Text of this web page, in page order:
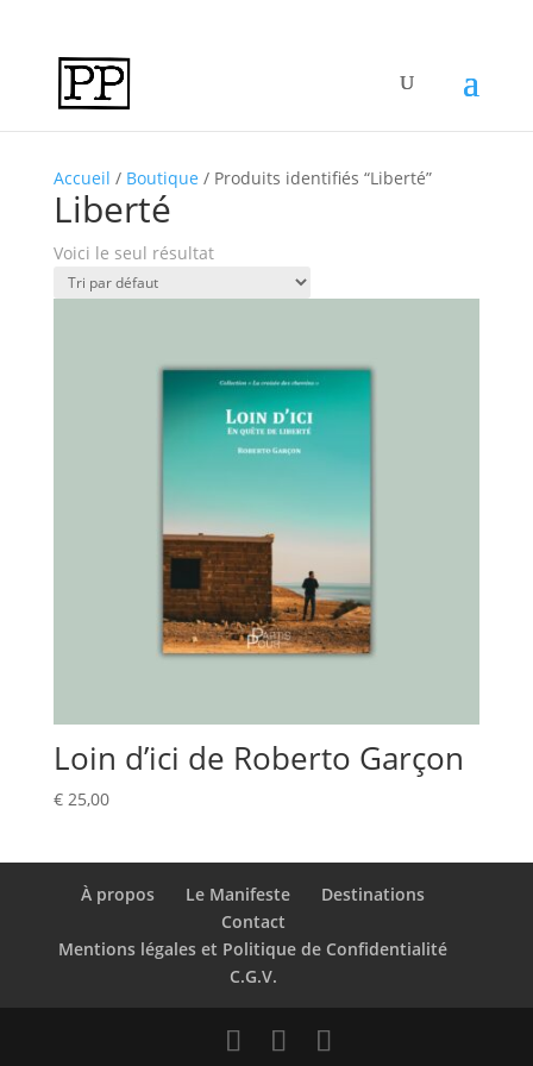
Accueil / Boutique / Produits identifiés “Liberté”
Liberté
Voici le seul résultat
Loin d’ici de Roberto Garçon
€25,00
À propos Le Manifeste
Destinations
Contact
Mentions légales et Politique de Confidentialité
C.G.V.